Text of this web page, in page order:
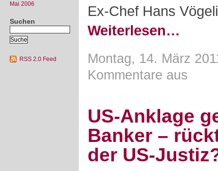
Mai 2006
Suchen
RSS 2.0 Feed
Ex-Chef Hans
Weiterlesen…
Montag, 14. März
Kommentare aus
US-Anklage
Banker –
der US-